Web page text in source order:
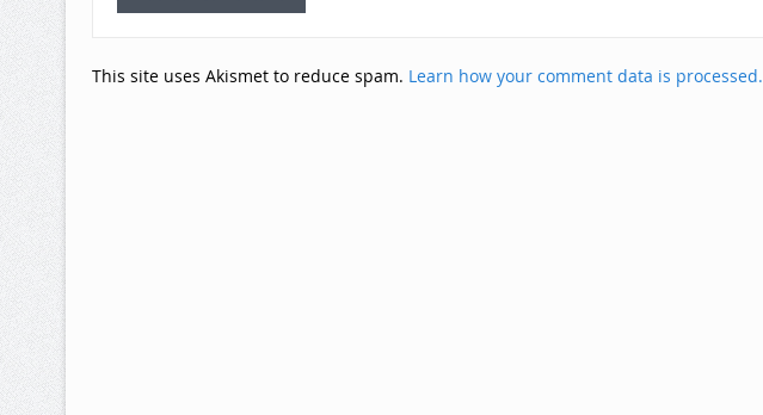
This site uses Akismet to reduce spam. Learn how your comment data is processed.